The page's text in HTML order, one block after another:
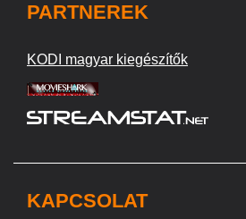
PARTNEREK
KODI magyar kiegészítők
KAPCSOLAT